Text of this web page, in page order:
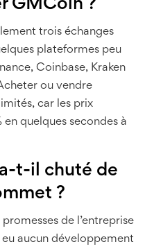
GMCoin ?
trois échanges
plateformes peu
Coinbase, Kraken
ou vendre
car les prix
quelques secondes à
t-il chuté de
?
de l’entreprise
eu aucun développement